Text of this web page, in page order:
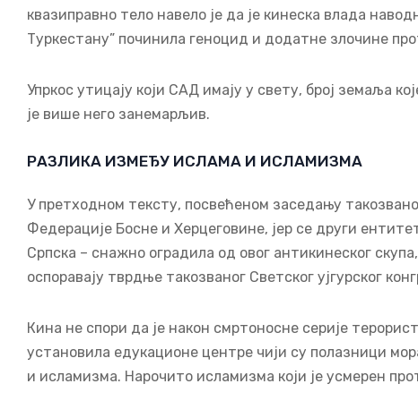
квазиправно тело навело је да је кинеска влада
Туркестану” починила геноцид и додатне злочине
Упркос утицају који САД имају у свету, број земаља
је више него занемарљив.
РАЗЛИКА ИЗМЕЂУ ИСЛАМА И ИСЛАМИЗМА
У претходном тексту, посвећеном заседању
Федерације Босне и Херцеговине, јер се други
Српска – снажно оградила од овог антикинеског
оспоравају тврдње такозваног Светског ујгурског
Кина не спори да је након смртоносне серије
установила едукационе центре чији су полазници
и исламизма. Нарочито исламизма који је усмерен